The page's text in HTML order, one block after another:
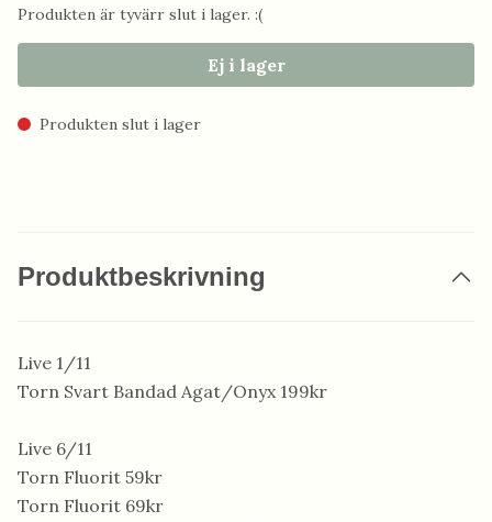
Produkten är tyvärr slut i lager. :(
Ej i lager
Produkten slut i lager
Produktbeskrivning
Live 1/11
Torn Svart Bandad Agat/Onyx 199kr
Live 6/11
Torn Fluorit 59kr
Torn Fluorit 69kr